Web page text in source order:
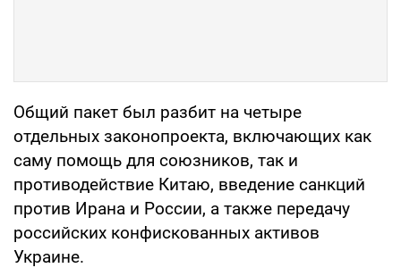
Общий пакет был разбит на четыре
отдельных законопроекта, включающих как
саму помощь для союзников, так и
противодействие Китаю, введение санкций
против Ирана и России, а также передачу
российских конфискованных активов
Украине.